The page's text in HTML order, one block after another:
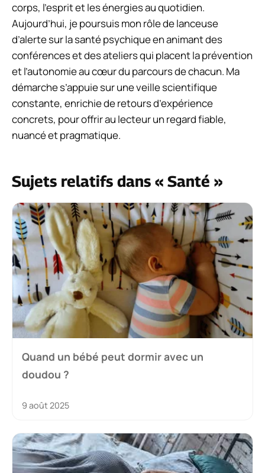
corps, l’esprit et les énergies au quotidien.
Aujourd’hui, je poursuis mon rôle de lanceuse
d’alerte sur la santé psychique en animant des
conférences et des ateliers qui placent la prévention
et l’autonomie au cœur du parcours de chacun. Ma
démarche s’appuie sur une veille scientifique
constante, enrichie de retours d’expérience
concrets, pour offrir au lecteur un regard fiable,
nuancé et pragmatique.
Sujets relatifs dans « Santé »
Quand un bébé peut dormir avec un
doudou ?
9 août 2025